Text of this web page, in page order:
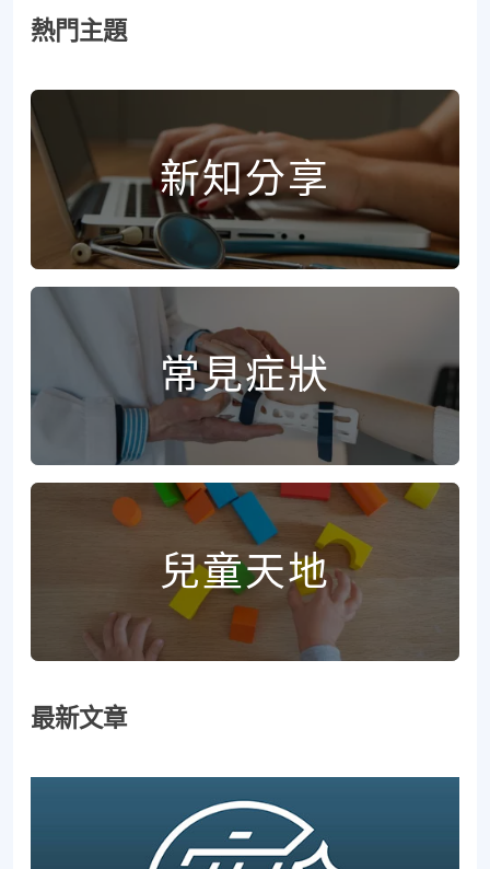
熱門主題
新知分享
常見症狀
兒童天地
最新文章